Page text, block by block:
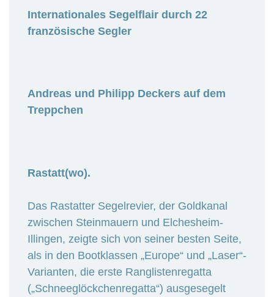
Internationales Segelflair durch 22
französische Segler
Andreas und Philipp Deckers auf dem
Treppchen
Rastatt(wo).
Das Rastatter Segelrevier, der Goldkanal
zwischen Steinmauern und Elchesheim-
Illingen, zeigte sich von seiner besten Seite,
als in den Bootklassen „Europe“ und „Laser“-
Varianten, die erste Ranglistenregatta
(„Schneeglöckchenregatta“) ausgesegelt